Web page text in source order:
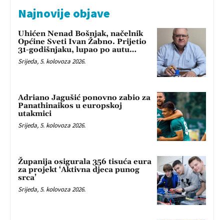
Najnovije objave
Uhićen Nenad Bošnjak, načelnik
Općine Sveti Ivan Žabno. Prijetio
31-godišnjaku, lupao po autu…
Srijeda, 5. kolovoza 2026.
Adriano Jagušić ponovno zabio za
Panathinaikos u europskoj
utakmici
Srijeda, 5. kolovoza 2026.
Županija osigurala 356 tisuća eura
za projekt ‘Aktivna djeca punog
srca’
Srijeda, 5. kolovoza 2026.